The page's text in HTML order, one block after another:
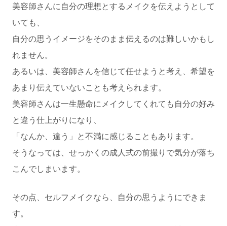
美容師さんに自分の理想とするメイクを伝えようとして
いても、
自分の思うイメージをそのまま伝えるのは難しいかもし
れません。
あるいは、美容師さんを信じて任せようと考え、希望を
あまり伝えていないことも考えられます。
美容師さんは一生懸命にメイクしてくれても自分の好み
と違う仕上がりになり、
「なんか、違う」と不満に感じることもあります。
そうなっては、せっかくの成人式の前撮りで気分が落ち
こんでしまいます。
その点、セルフメイクなら、自分の思うようにできま
す。